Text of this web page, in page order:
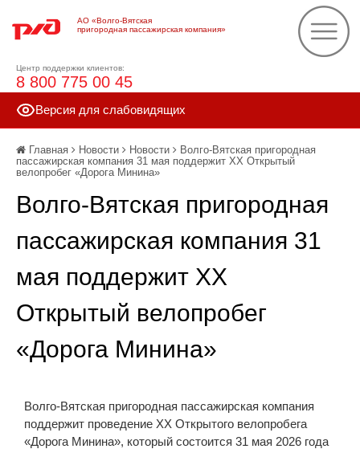
АО «Волго-Вятская
пригородная пассажирская компания»
Центр поддержки клиентов:
8 800 775 00 45
Версия для слабовидящих
Главная Новости Новости
Волго-Вятская пригородная
пассажирская компания 31 мая поддержит XX Открытый
велопробег «Дорога Минина»
Волго-Вятская пригородная
пассажирская компания 31
мая поддержит XX
Открытый велопробег
«Дорога Минина»
Волго-Вятская пригородная пассажирская компания
поддержит проведение XX Открытого велопробега
«Дорога Минина», который состоится 31 мая 2026 года